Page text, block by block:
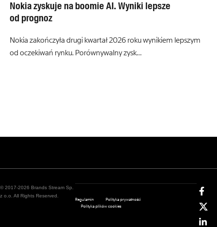
Nokia zyskuje na boomie AI. Wyniki lepsze
od prognoz
Nokia zakończyła drugi kwartał 2026 roku wynikiem lepszym
od oczekiwań rynku. Porównywalny zysk…
© 2017-2026 Brands Stream Sp.
z o.o. All Rights Reserved.
Regulamin
Polityka prywatności
Polityka plików cookies